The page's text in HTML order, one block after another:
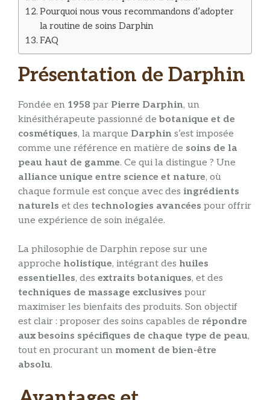
Pourquoi nous vous recommandons d’adopter
la routine de soins Darphin
FAQ
Présentation de Darphin
Fondée en 1958 par Pierre Darphin, un
kinésithérapeute passionné debotanique et de
cosmétiques, la marque Darphin s’est imposée
comme une référence en matière de soins de la
peau haut de gamme. Ce qui la distingue ? Une
alliance unique entre science et nature, où
chaque formule est conçue avec des ingrédients
naturels et des technologies avancées pour offrir
une expérience de soin inégalée.
La philosophie de Darphin repose sur une
approche holistique, intégrant des huiles
essentielles, des extraits botaniques, et des
techniques de massage exclusives pour
maximiser les bienfaits des produits. Son objectif
est clair : proposer des soins capables de répondre
aux besoins spécifiques de chaque type de peau,
tout en procurant un moment de bien-être
absolu.